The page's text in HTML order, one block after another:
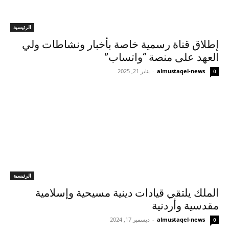
الرئيسية
إطلاق قناة رسمية خاصة بأخبار ونشاطات ولي
العهد على منصة “واتساب”
almustaqel-news
- يناير 21, 2025 0
الرئيسية
الملك يلتقي قيادات دينية مسيحية وإسلامية
مقدسية وأردنية
almustaqel-news
- ديسمبر 17, 2024 0